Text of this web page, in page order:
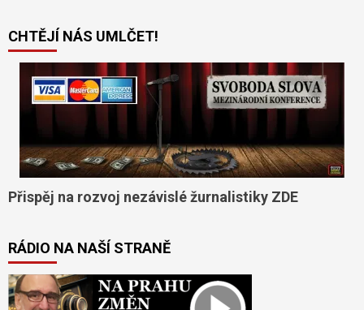
CHTĚJÍ NÁS UMLČET!
Přispěj na rozvoj nezávislé žurnalistiky ZDE
RÁDIO NA NAŠÍ STRANĚ